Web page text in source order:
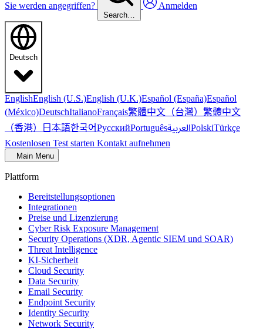
Sie werden angegriffen?
Search…
Anmelden
Deutsch
EnglishEnglish (U.S.)English (U.K.)Español (España)Español
(México)DeutschItalianoFrançais繁體中文（台灣） 繁體中文
（香港） 日本語한국어РусскийPortuguêsالعربيةPolskiTürkçe
Kostenlosen Test starten Kontakt aufnehmen
Main Menu
Plattform
Bereitstellungsoptionen
Integrationen
Preise und Lizenzierung
Cyber Risk Exposure Management
Security Operations (XDR, Agentic SIEM und SOAR)
Threat Intelligence
KI-Sicherheit
Cloud Security
Data Security
Email Security
Endpoint Security
Identity Security
Network Security